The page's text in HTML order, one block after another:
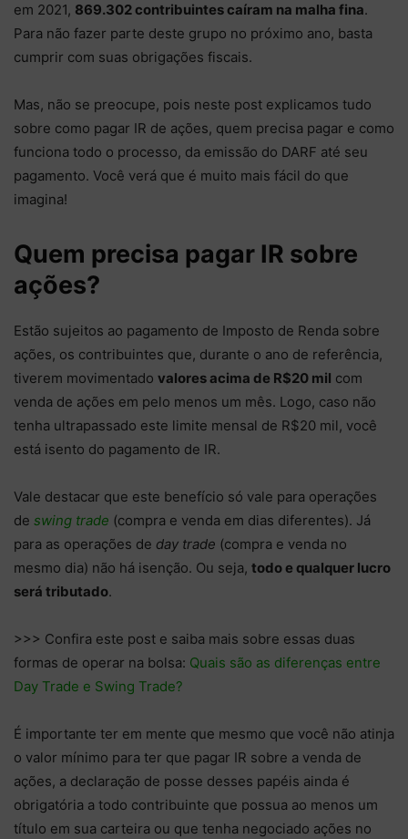
em 2021, 869.302 contribuintes caíram na malha fina.
Para não fazer parte deste grupo no próximo ano, basta
cumprir com suas obrigações fiscais.
Mas, não se preocupe, pois neste post explicamos tudo
sobre como pagar IR de ações, quem precisa pagar e como
funciona todo o processo, da emissão do DARF até seu
pagamento. Você verá que é muito mais fácil do que
imagina!
Quem precisa pagar IR sobre
ações?
Estão sujeitos ao pagamento de Imposto de Renda sobre
ações, os contribuintes que, durante o ano de referência,
tiverem movimentado valores acima de R$20 mil com
venda de ações em pelo menos um mês. Logo, caso não
tenha ultrapassado este limite mensal de R$20 mil, você
está isento do pagamento de IR.
Vale destacar que este benefício só vale para operações
de swing trade (compra e venda em dias diferentes). Já
para as operações de day trade (compra e venda no
mesmo dia) não há isenção. Ou seja, todo e qualquer lucro
será tributado.
>>> Confira este post e saiba mais sobre essas duas
formas de operar na bolsa: Quais são as diferenças entre
Day Trade e Swing Trade?
É importante ter em mente que mesmo que você não atinja
o valor mínimo para ter que pagar IR sobre a venda de
ações, a declaração de posse desses papéis ainda é
obrigatória a todo contribuinte que possua ao menos um
título em sua carteira ou que tenha negociado ações no